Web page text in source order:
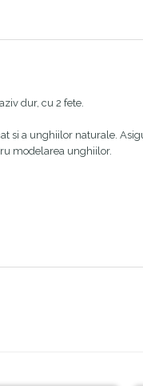
dur, cu 2 fete.
si a unghiilor naturale.
modelarea unghiilor.